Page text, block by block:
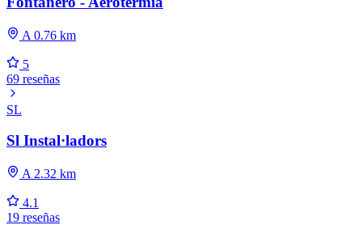
A 0.76 km
5
69 reseñas
SL
Sl Instal·ladors
A 2.32 km
4.1
19 reseñas